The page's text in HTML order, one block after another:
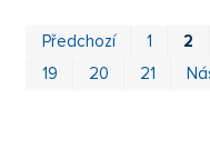
Předchozí 1 2
19
20 21